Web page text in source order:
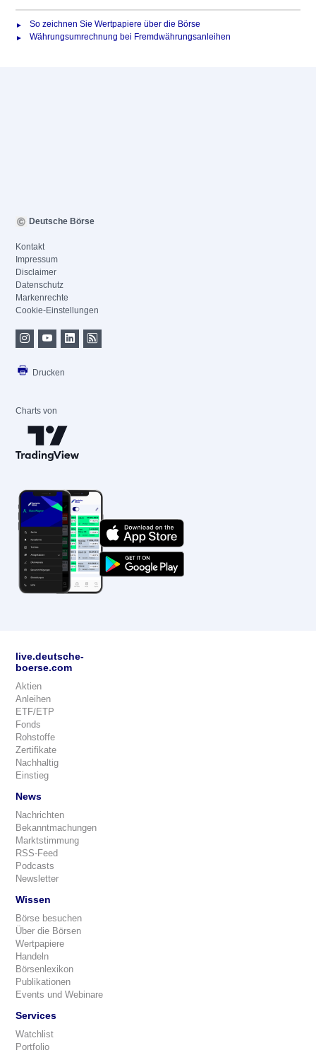
So zeichnen Sie Wertpapiere über die Börse
Währungsumrechnung bei Fremdwährungsanleihen
Deutsche Börse
Kontakt
Impressum
Disclaimer
Datenschutz
Markenrechte
Cookie-Einstellungen
Drucken
Charts von
live.deutsche-
boerse.com
Aktien
Anleihen
ETF/ETP
Fonds
Rohstoffe
Zertifikate
Nachhaltig
Einstieg
News
Nachrichten
Bekanntmachungen
Marktstimmung
RSS-Feed
Podcasts
Newsletter
Wissen
Börse besuchen
Über die Börsen
Wertpapiere
Handeln
Börsenlexikon
Publikationen
Events und Webinare
Services
Watchlist
Portfolio